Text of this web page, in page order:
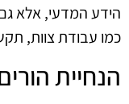
הידע המדעי, אלא
כמו עבודת צוות,
הנחיית